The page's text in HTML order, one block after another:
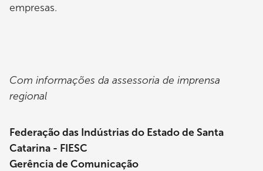
empresas.
Com informações da assessoria de imprensa
regional
Federação das Indústrias do Estado de Santa
Catarina - FIESC
Gerência de Comunicação